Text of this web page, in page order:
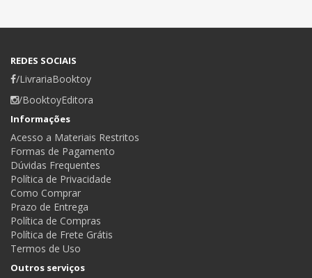
REDES SOCIAIS
/LivrariaBooktoy
/BooktoyEditora
Informações
Acesso a Materiais Restritos
Formas de Pagamento
Dúvidas Frequentes
Política de Privacidade
Como Comprar
Prazo de Entrega
Política de Compras
Política de Frete Grátis
Termos de Uso
Outros serviços